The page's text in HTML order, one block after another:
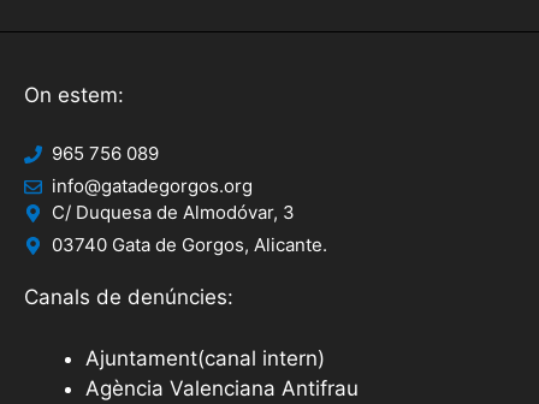
On estem:
965 756 089
info@gatadegorgos.org
C/ Duquesa de Almodóvar, 3
03740 Gata de Gorgos, Alicante.
Canals de denúncies:
Ajuntament(canal intern)
Agència Valenciana Antifrau